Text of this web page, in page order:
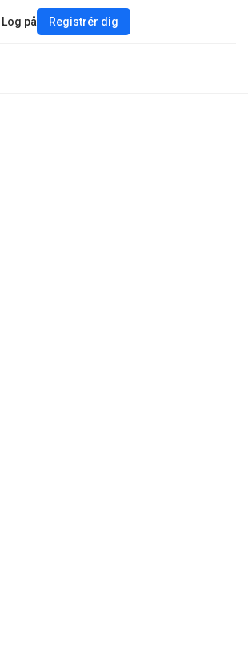
Log på Registrér dig